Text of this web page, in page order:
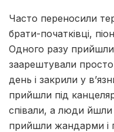
Часто переносили
брати-початківці,
Одного разу прийшли
заарештували просто
день і закрили у
прийшли під
співали, а люди йшли
прийшли жандарми і